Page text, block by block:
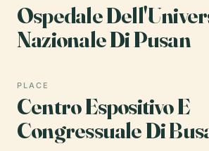
Ospedale
Nazionale Di Pusan
PLACE
Centro Espositivo E
Congressuale Di